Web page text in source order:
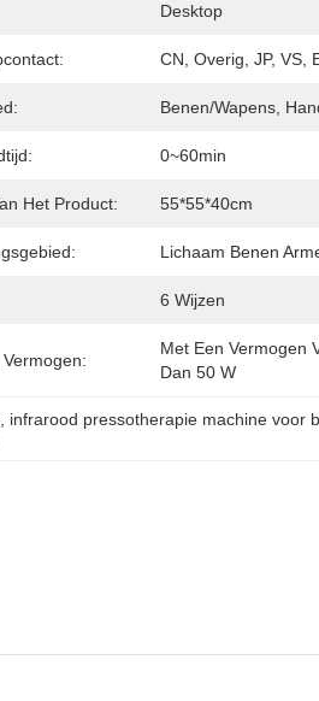
Desktop
CN, Overig, JP, VS,
Benen/Wapens,
0~60min
Het Product: 55*55*40cm
Lichaam Benen
6 Wijzen
Met Een Vermogen
Dan 50 W
infrarood pressotherapie machine voor